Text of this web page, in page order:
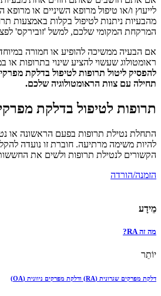
לייעוץ ו/או טיפול מרופא השיניים או
מהבעיות ניתנות לטיפול בקלות באמצעות
המרקחת המקומי שלכם, למשל 'זובירקס'
אם הבעיה ממשיכה להופיע או חמורה
ראומטולוג שעשוי להציע שינוי בתרופות או
להפסיק ליטול תרופות לטיפול בדלקת
תחילה עם צוות הראומטולוגיה שלכם.
תרופות לטיפול בדלקת
התחלת נטילת תרופות בפעם הראשונה או
להיות משימה מרתיעה. חוברת זו נועדה
הקשורים לנטילת תרופות ולשים את
הזמנה/הורדה
מֵידָע
מה זה RA?
יוֹתֵר
דלקת מפרקים שגרונית (RA) ודלקת מפרקים ניוונית (OA)